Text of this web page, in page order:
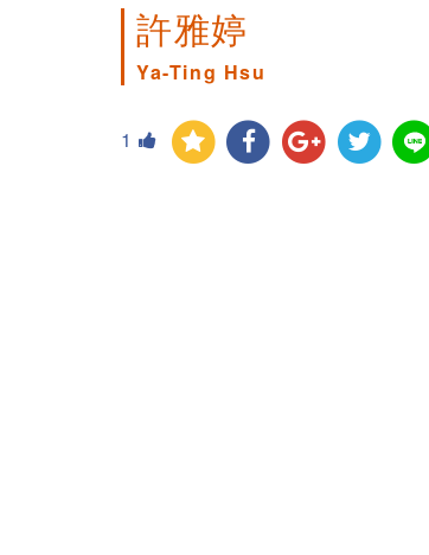
許雅婷
Ya-Ting Hsu
1